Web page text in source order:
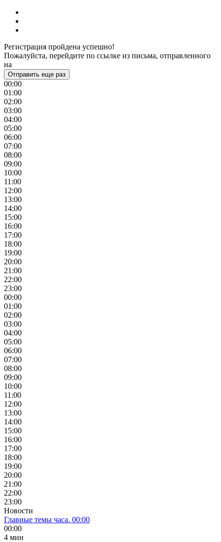
Регистрация пройдена успешно!
Пожалуйста, перейдите по ссылке из письма, отправленного
на
Отправить еще раз
00:00
01:00
02:00
03:00
04:00
05:00
06:00
07:00
08:00
09:00
10:00
11:00
12:00
13:00
14:00
15:00
16:00
17:00
18:00
19:00
20:00
21:00
22:00
23:00
00:00
01:00
02:00
03:00
04:00
05:00
06:00
07:00
08:00
09:00
10:00
11:00
12:00
13:00
14:00
15:00
16:00
17:00
18:00
19:00
20:00
21:00
22:00
23:00
Новости
Главные темы часа. 00:00
00:00
4 мин